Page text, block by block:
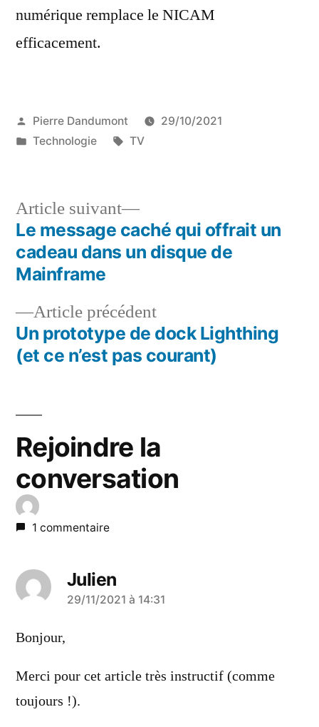
numérique remplace le NICAM
efficacement.
Publié
par
Pierre Dandumont
29/10/2021
Publié
Technologie Étiquettes :
TV
Navigation
de
l’article
Article précédentArticle
précédent :
Un prototype de dock Lighthing
(et ce n’est pas courant)
Article suivant
Article
suivant :
Le message caché qui offrait un
cadeau dans un disque de
Mainframe
Rejoindre la
conversation
1 commentaire
Julien
a
29/11/2021 à 14:31
Bonjour,
Merci pour cet article très instructif (comme
toujours !).